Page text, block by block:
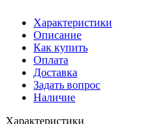
Характеристики
Описание
Как купить
Оплата
Доставка
Задать вопрос
Наличие
Характеристики